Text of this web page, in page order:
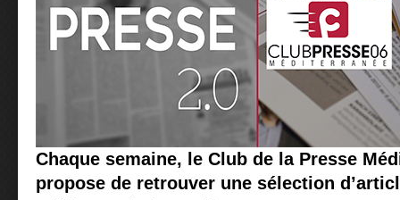
Chaque semaine, le Club de la Presse
propose de retrouver une sélection